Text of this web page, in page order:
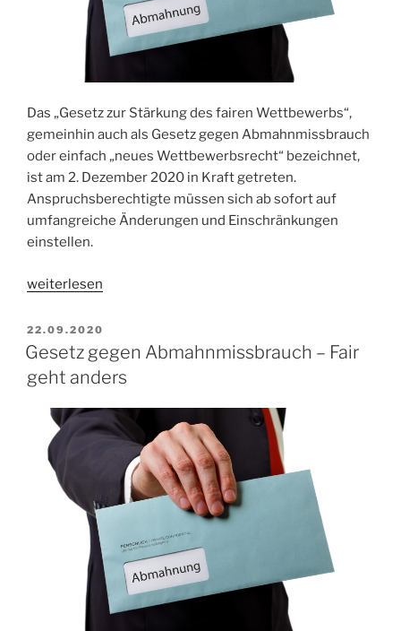
Das „Gesetz zur Stärkung des fairen Wettbewerbs“,
gemeinhin auch als Gesetz gegen Abmahnmissbrauch
oder einfach „neues Wettbewerbsrecht“ bezeichnet,
ist am 2. Dezember 2020 in Kraft getreten.
Anspruchsberechtigte müssen sich ab sofort auf
umfangreiche Änderungen und Einschränkungen
einstellen.
„Neues
in
Kraft“
weiterlesen
VERÖFFENTLICHT
AM
22.09.2020
Gesetz gegen Abmahnmissbrauch – Fair
geht anders